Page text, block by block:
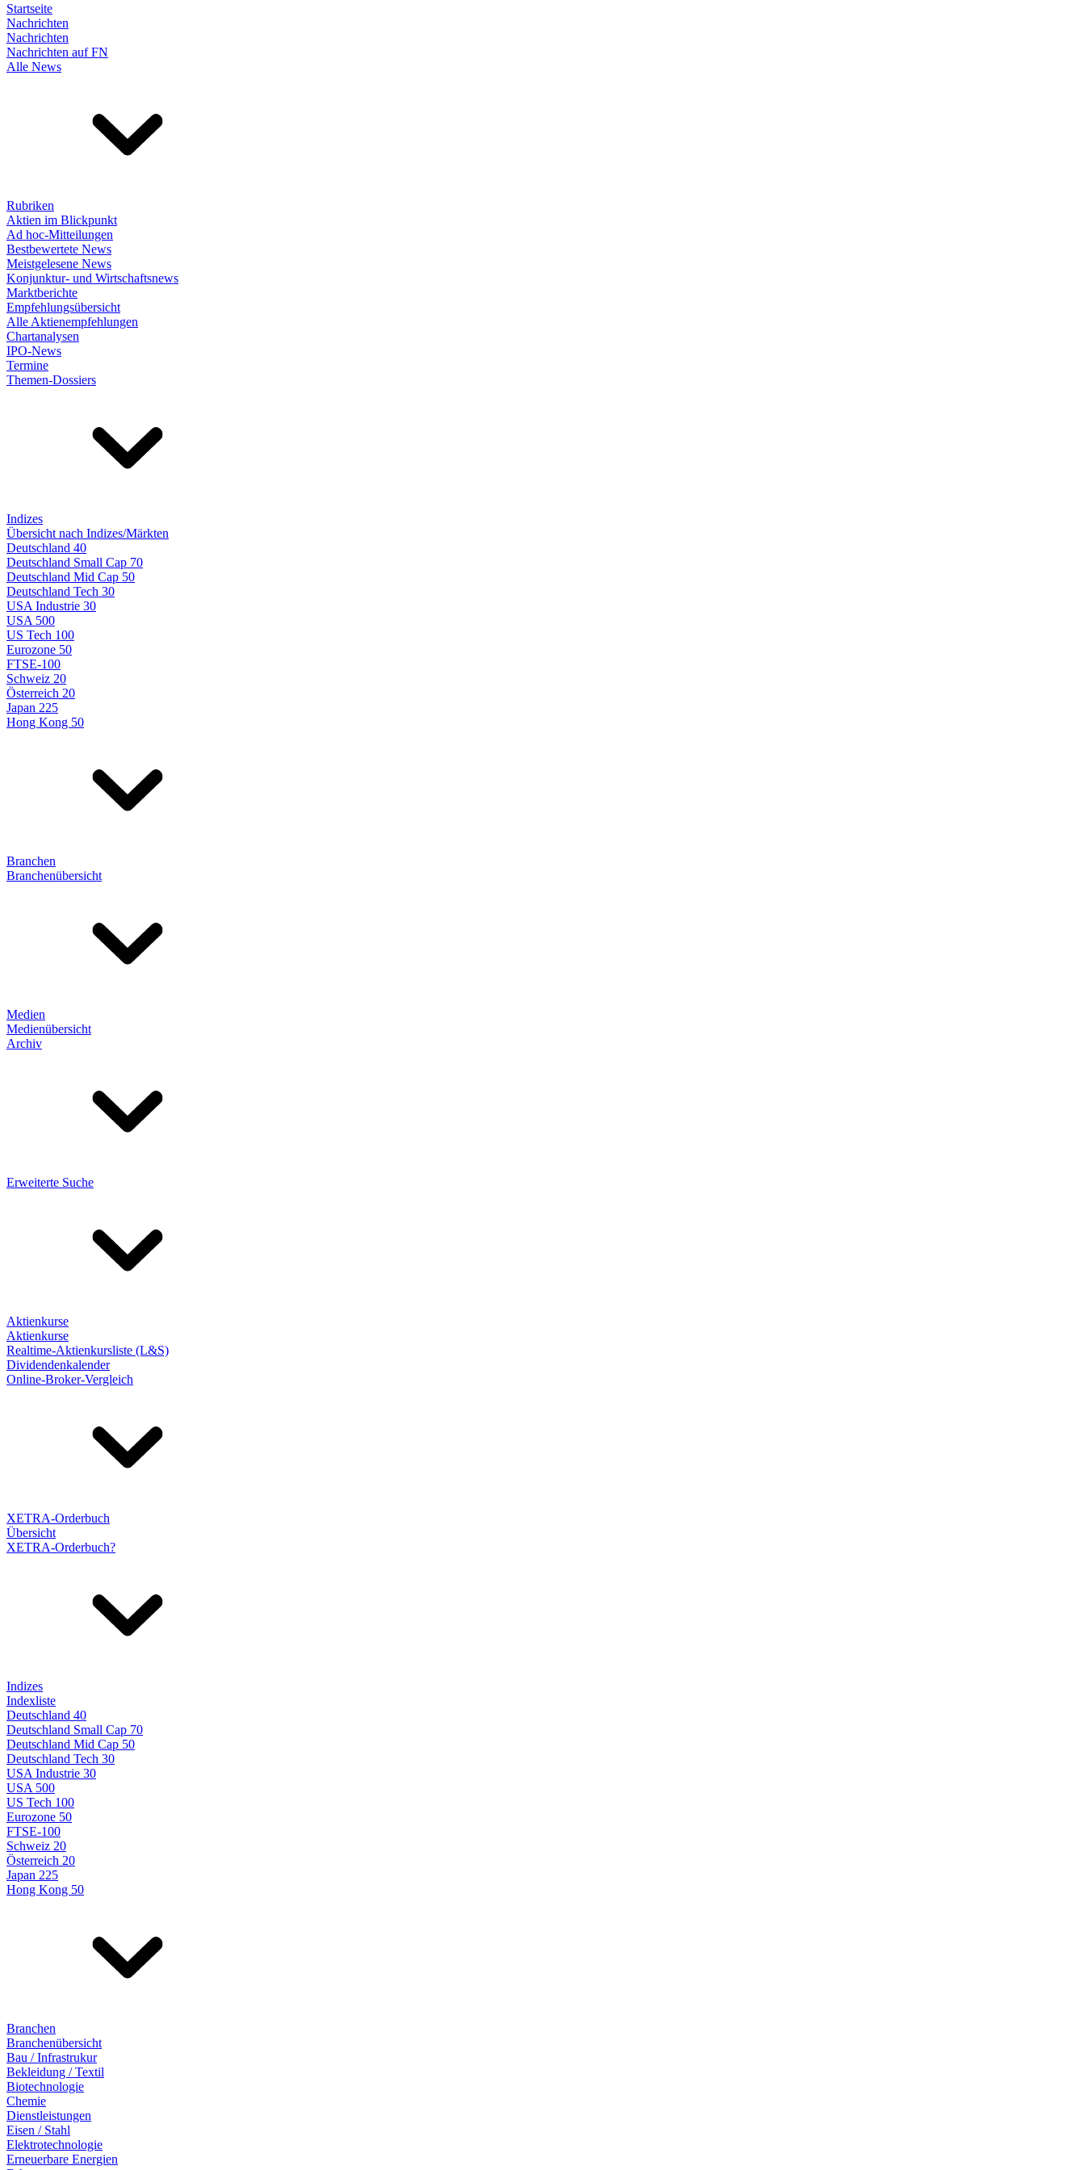
Startseite
Nachrichten
Nachrichten
Nachrichten auf FN
Alle News
Rubriken
Aktien im Blickpunkt
Ad hoc-Mitteilungen
Bestbewertete News
Meistgelesene News
Konjunktur- und Wirtschaftsnews
Marktberichte
Empfehlungsübersicht
Alle Aktienempfehlungen
Chartanalysen
IPO-News
Termine
Themen-Dossiers
Indizes
Übersicht nach Indizes/Märkten
Deutschland 40
Deutschland Small Cap 70
Deutschland Mid Cap 50
Deutschland Tech 30
USA Industrie 30
USA 500
US Tech 100
Eurozone 50
FTSE-100
Schweiz 20
Österreich 20
Japan 225
Hong Kong 50
Branchen
Branchenübersicht
Medien
Medienübersicht
Archiv
Erweiterte Suche
Aktienkurse
Aktienkurse
Realtime-Aktienkursliste (L&S)
Dividendenkalender
Online-Broker-Vergleich
XETRA-Orderbuch
Übersicht
XETRA-Orderbuch?
Indizes
Indexliste
Deutschland 40
Deutschland Small Cap 70
Deutschland Mid Cap 50
Deutschland Tech 30
USA Industrie 30
USA 500
US Tech 100
Eurozone 50
FTSE-100
Schweiz 20
Österreich 20
Japan 225
Hong Kong 50
Branchen
Branchenübersicht
Bau / Infrastrukur
Bekleidung / Textil
Biotechnologie
Chemie
Dienstleistungen
Eisen / Stahl
Elektrotechnologie
Erneuerbare Energien